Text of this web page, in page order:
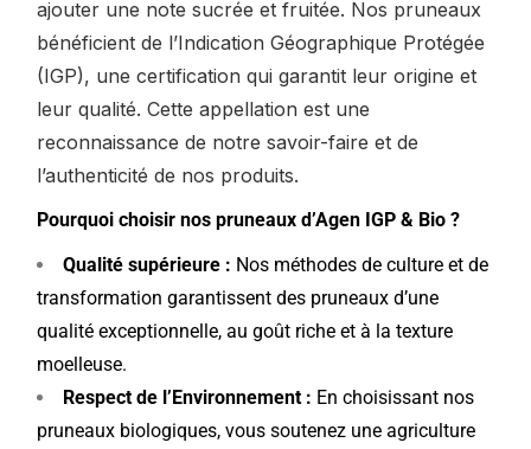
ajouter une note sucrée et fruitée. Nos pruneaux
bénéficient de l’Indication Géographique Protégée
(IGP), une certification qui garantit leur origine et
leur qualité. Cette appellation est une
reconnaissance de notre savoir-faire et de
l’authenticité de nos produits.
Pourquoi choisir nos pruneaux d’Agen IGP & Bio ?
Qualité supérieure : Nos méthodes de culture et de
transformation garantissent des pruneaux d’une
qualité exceptionnelle, au goût riche et à la texture
moelleuse.
Respect de l’Environnement : En choisissant nos
pruneaux biologiques, vous soutenez une agriculture